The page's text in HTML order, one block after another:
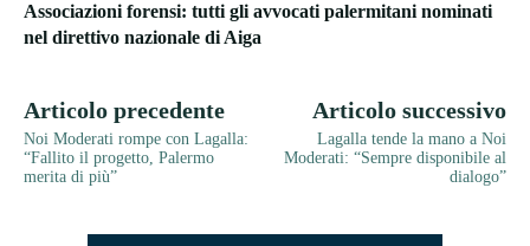
Associazioni forensi: tutti gli avvocati palermitani nominati
nel direttivo nazionale di Aiga
Articolo precedente
Noi Moderati rompe con Lagalla:
“Fallito il progetto, Palermo
merita di più”
Articolo successivo
Lagalla tende la mano a Noi
Moderati: “Sempre disponibile al
dialogo”